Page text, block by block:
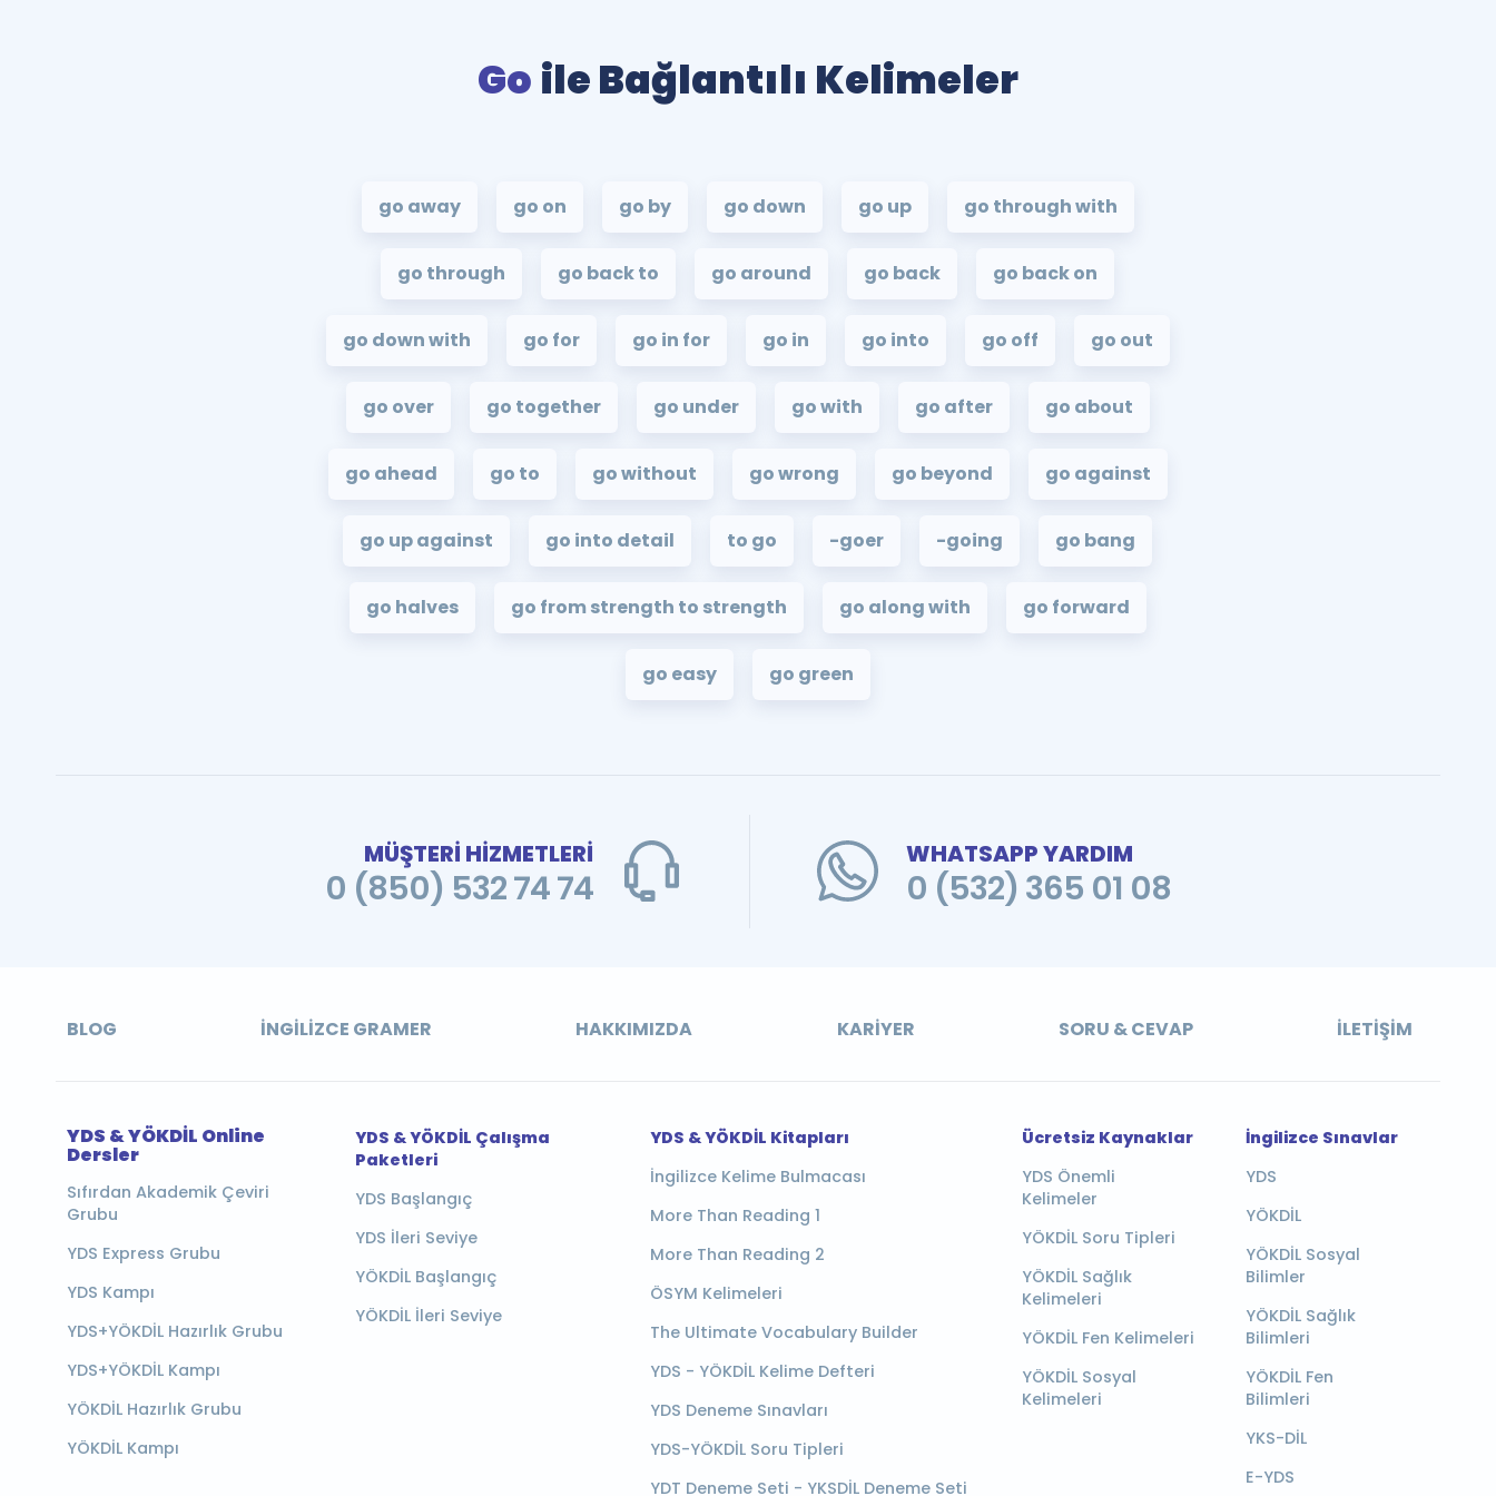
Go ile Bağlantılı Kelimeler
go away go on go by go down go up go through with
go through go back to go around go back go back on
go down with go for go in for go in go into go off go out
go over go together go under go with go after go about
go ahead go to go without go wrong go beyond go against
go up against go into detail to go -goer -going go bang
go halves go from strength to strength go along with go forward
go easy go green
MÜŞTERİ HİZMETLERİ
0 (850) 532 74 74
WHATSAPP YARDIM
0 (532) 365 01 08
BLOG İNGILIZCE GRAMER HAKKIMIZDA KARIYER SORU & CEVAP İLETIŞIM
YDS & YÖKDİL Online
Dersler
Sıfırdan Akademik Çeviri
Grubu
YDS Express Grubu
YDS Kampı
YDS+YÖKDİL Hazırlık Grubu
YDS+YÖKDİL Kampı
YÖKDİL Hazırlık Grubu
YÖKDİL Kampı
YDS & YÖKDİL Çalışma
Paketleri
YDS Başlangıç
YDS İleri Seviye
YÖKDİL Başlangıç
YÖKDİL İleri Seviye
YDS & YÖKDİL Kitapları
İngilizce Kelime Bulmacası
More Than Reading 1
More Than Reading 2
ÖSYM Kelimeleri
The Ultimate Vocabulary Builder
YDS - YÖKDİL Kelime Defteri
YDS Deneme Sınavları
YDS-YÖKDİL Soru Tipleri
YDT Deneme Seti - YKSDİL Deneme Seti
Ücretsiz Kaynaklar
YDS Önemli
Kelimeler
YÖKDİL Soru Tipleri
YÖKDİL Sağlık
Kelimeleri
YÖKDİL Fen Kelimeleri
YÖKDİL Sosyal
Kelimeleri
İngilizce Sınavlar
YDS
YÖKDİL
YÖKDİL Sosyal
Bilimler
YÖKDİL Sağlık
Bilimleri
YÖKDİL Fen
Bilimleri
YKS-DİL
E-YDS